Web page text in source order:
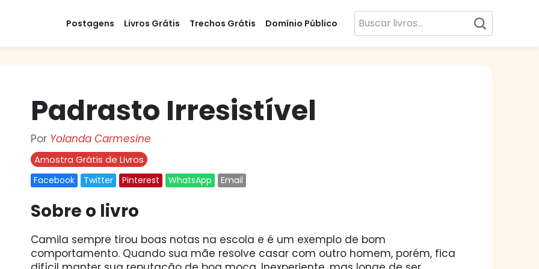
Postagens Livros Grátis Trechos Grátis Domínio Público
Padrasto Irresistível
Por Yolanda Carmesine
Amostra Grátis de Livros
Facebook Twitter Pinterest WhatsApp Email
Sobre o livro
Camila sempre tirou boas notas na escola e é um exemplo de bom
comportamento. Quando sua mãe resolve casar com outro homem, porém, fica